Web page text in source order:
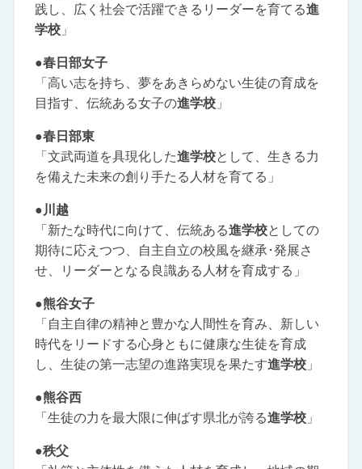
践し、広く社会で活躍できるリーダーを育てる進
学校」
●春日部女子
「高い志を持ち、夢をあきらめない生徒の育成を
目指す、伝統ある女子の進学校」
●春日部東
「文武両道を具現化した進学校として、生きる力
を備えた未来の創り手たる人材を育てる」
●川越
「新たな時代に向けて、伝統ある進学校としての
期待に応えつつ、自主自立の校風を継承･発展さ
せ、リーダーとなる良識ある人材を育成する」
●熊谷女子
「自主自律の精神と豊かな人間性を育み、新しい
時代をリードする心身ともに健康な生徒を育成
し、生徒の第一志望の進路実現を果たす進学校」
●熊谷西
「生徒の力を最大限に伸ばす県北が誇る進学校」
●秩父